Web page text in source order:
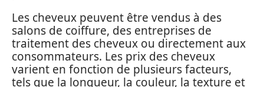
Les cheveux peuvent être vendus à des
salons de coiffure, des entreprises de
traitement des cheveux ou directement aux
consommateurs. Les prix des cheveux
varient en fonction de plusieurs facteurs,
tels que la longueur, la couleur, la texture et